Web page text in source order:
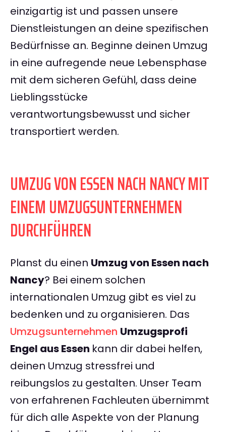
einzigartig ist und passen unsere
Dienstleistungen an deine spezifischen
Bedürfnisse an. Beginne deinen Umzug
in eine aufregende neue Lebensphase
mit dem sicheren Gefühl, dass deine
Lieblingsstücke
verantwortungsbewusst und sicher
transportiert werden.
UMZUG VON ESSEN NACH NANCY MIT
EINEM UMZUGSUNTERNEHMEN
DURCHFÜHREN
Planst du einen Umzug von Essen nach
Nancy? Bei einem solchen
internationalen Umzug gibt es viel zu
bedenken und zu organisieren. Das
Umzugsunternehmen Umzugsprofi
Engel aus Essen kann dir dabei helfen,
deinen Umzug stressfrei und
reibungslos zu gestalten. Unser Team
von erfahrenen Fachleuten übernimmt
für dich alle Aspekte von der Planung